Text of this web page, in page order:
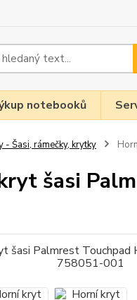
notebooků
- Šasi, rámečky, krytky
šasi